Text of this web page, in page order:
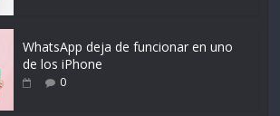
WhatsApp deja de funcionar en uno
de los iPhone
0